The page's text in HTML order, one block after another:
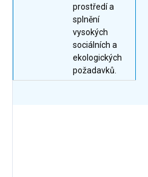
prostředí a
splnění
vysokých
sociálních a
ekologických
požadavků.